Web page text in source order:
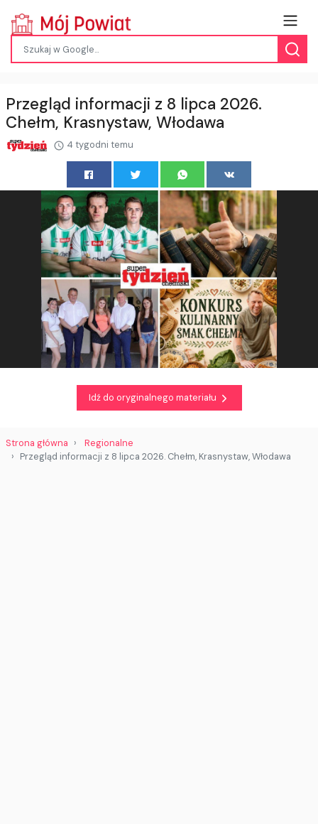
Przegląd informacji z 8 lipca 2026.
Chełm, Krasnystaw, Włodawa
4 tygodni temu
Idź do oryginalnego materiału
Strona główna
Regionalne
Przegląd informacji z 8 lipca 2026. Chełm, Krasnystaw, Włodawa